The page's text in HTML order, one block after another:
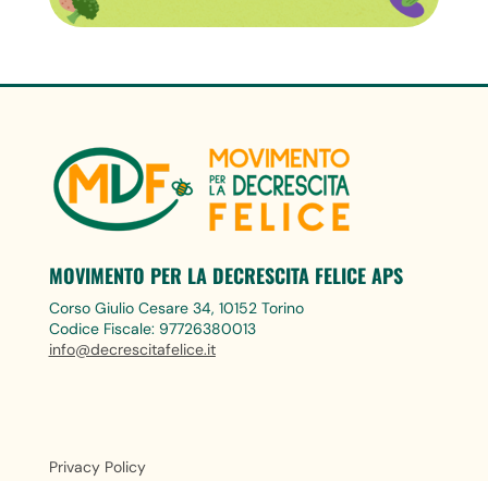
MOVIMENTO PER LA DECRESCITA FELICE APS
Corso Giulio Cesare 34, 10152 Torino
Codice Fiscale: 97726380013
info@decrescitafelice.it
Privacy Policy